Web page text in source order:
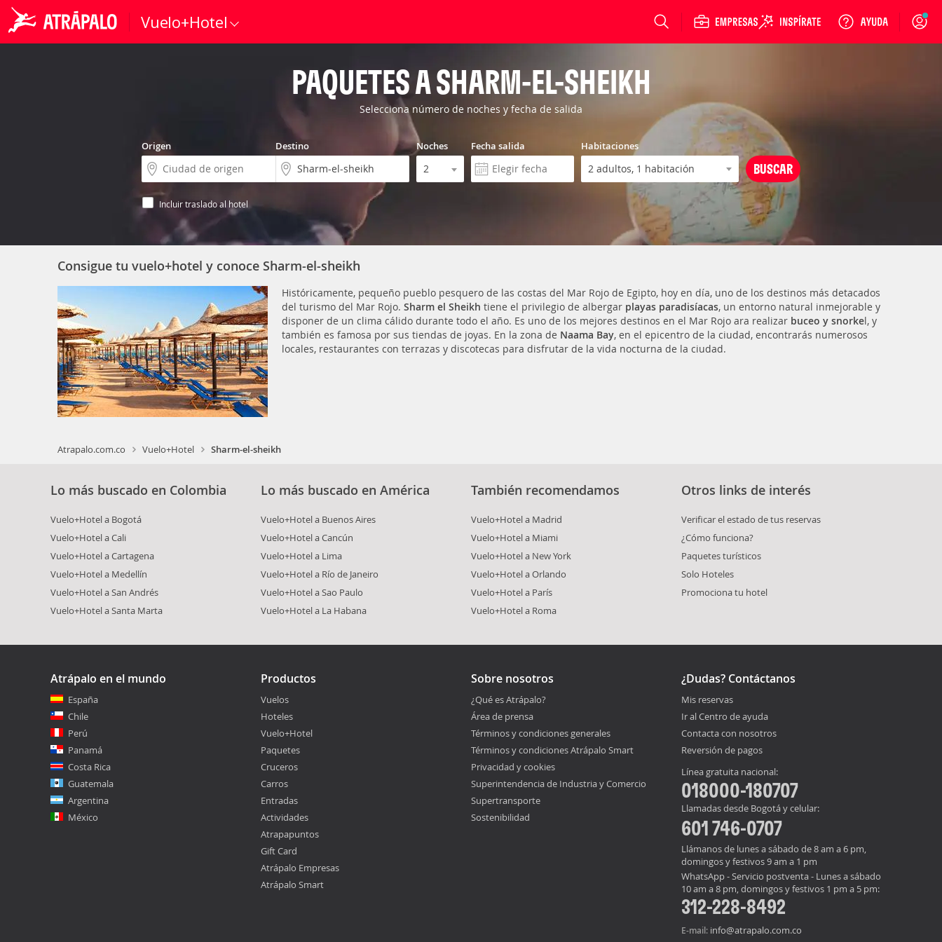
Vuelo+Hotel Login
PAQUETES A SHARM-EL-SHEIKH
Selecciona número de noches y fecha de salida
Origen Destino Noches Fecha salida Habitaciones
Incluir traslado al hotel
Consigue tu vuelo+hotel y conoce Sharm-el-sheikh
Históricamente, pequeño pueblo pesquero de las costas del Mar Rojo de Egipto, hoy en día, uno de los destinos más detacados
del turismo del Mar Rojo. Sharm el Sheikh tiene el privilegio de albergar playas paradisíacas, un entorno natural inmejorable y
disponer de un clima cálido durante todo el año. Es uno de los mejores destinos en el Mar Rojo ara realizar buceo y snorkel, y
también es famosa por sus tiendas de joyas. En la zona de Naama Bay, en el epicentro de la ciudad, encontrarás numerosos
locales, restaurantes con terrazas y discotecas para disfrutar de la vida nocturna de la ciudad.
Atrapalo.com.co Vuelo+Hotel Sharm-el-sheikh
Lo más buscado en Colombia
Vuelo+Hotel a Bogotá
Vuelo+Hotel a Cali
Vuelo+Hotel a Cartagena
Vuelo+Hotel a Medellín
Vuelo+Hotel a San Andrés
Vuelo+Hotel a Santa Marta
Lo más buscado en América
Vuelo+Hotel a Buenos Aires
Vuelo+Hotel a Cancún
Vuelo+Hotel a Lima
Vuelo+Hotel a Río de Janeiro
Vuelo+Hotel a Sao Paulo
Vuelo+Hotel a La Habana
También recomendamos
Vuelo+Hotel a Madrid
Vuelo+Hotel a Miami
Vuelo+Hotel a New York
Vuelo+Hotel a Orlando
Vuelo+Hotel a París
Vuelo+Hotel a Roma
Otros links de interés
Verificar el estado de tus reservas
¿Cómo funciona?
Paquetes turísticos
Solo Hoteles
Promociona tu hotel
Atrápalo en el mundo
España
Chile
Perú
Panamá
Costa Rica
Guatemala
Argentina
México
Productos
Vuelos
Hoteles
Vuelo+Hotel
Paquetes
Cruceros
Carros
Entradas
Actividades
Atrapapuntos
Gift Card
Atrápalo Empresas
Atrápalo Smart
Sobre nosotros
¿Qué es Atrápalo?
Área de prensa
Términos y condiciones generales
Términos y condiciones Atrápalo Smart
Privacidad y cookies
Superintendencia de Industria y Comercio
Supertransporte
Sostenibilidad
¿Dudas? Contáctanos
Mis reservas
Ir al Centro de ayuda
Contacta con nosotros
Reversión de pagos
Línea gratuita nacional:
018000-180707
Llamadas desde Bogotá y celular:
601 746-0707
Llámanos de lunes a sábado de 8 am a 6 pm,
domingos y festivos 9 am a 1 pm
WhatsApp - Servicio postventa - Lunes a sábado
10 am a 8 pm, domingos y festivos 1 pm a 5 pm:
312-228-8492
E-mail: info@atrapalo.com.co